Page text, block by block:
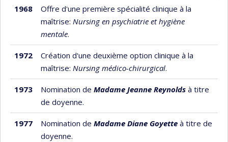
1968
Offre d'une première spécialité clinique à la
maîtrise: Nursing en psychiatrie et hygiène
mentale.
1972
Création d'une deuxième option clinique à la
maîtrise: Nursing médico-chirurgical.
1973 Nomination de Madame Jeanne Reynolds à titre
de doyenne.
1977 Nomination de Madame Diane Goyette à titre de
doyenne.